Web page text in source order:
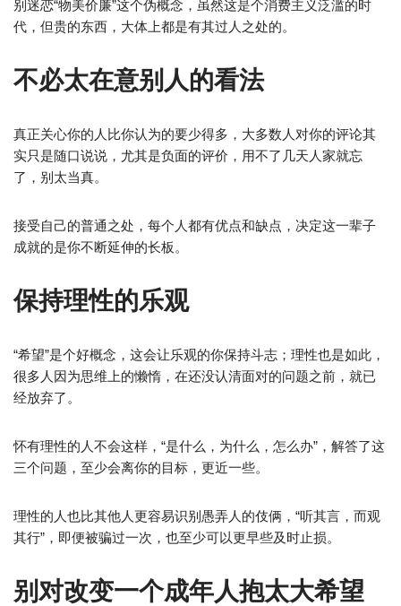
别迷恋“物美价廉”这个伪概念，虽然这是个消费主义泛滥的时
代，但贵的东西，大体上都是有其过人之处的。
不必太在意别人的看法
真正关心你的人比你认为的要少得多，大多数人对你的评论其
实只是随口说说，尤其是负面的评价，用不了几天人家就忘
了，别太当真。
接受自己的普通之处，每个人都有优点和缺点，决定这一辈子
成就的是你不断延伸的长板。
保持理性的乐观
“希望”是个好概念，这会让乐观的你保持斗志；理性也是如此，
很多人因为思维上的懒惰，在还没认清面对的问题之前，就已
经放弃了。
怀有理性的人不会这样，“是什么，为什么，怎么办”，解答了这
三个问题，至少会离你的目标，更近一些。
理性的人也比其他人更容易识别愚弄人的伎俩，“听其言，而观
其行”，即便被骗过一次，也至少可以更早些及时止损。
别对改变一个成年人抱太大希望